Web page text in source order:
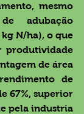
mesmo
adubação
N/ha), o que
produtividade
de área
de
67%, superior
pela industria